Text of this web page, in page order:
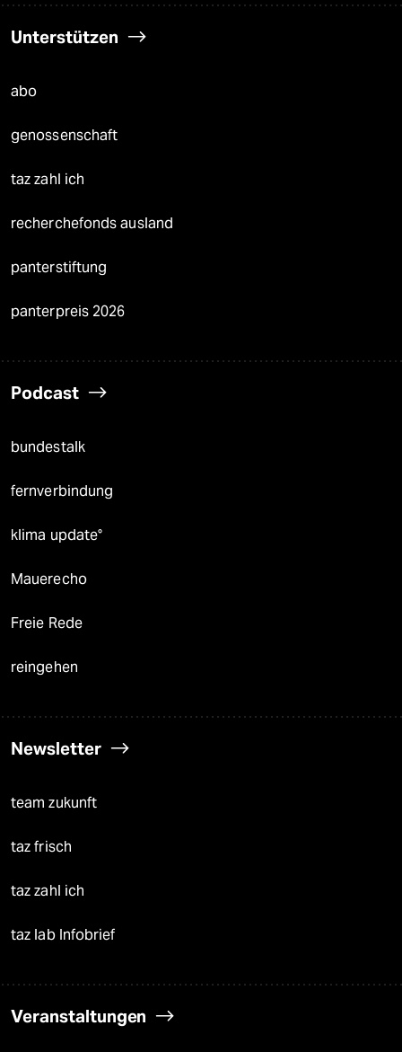
Unterstützen
abo
genossenschaft
taz zahl ich
recherchefonds ausland
panterstiftung
panterpreis 2026
Podcast
bundestalk
fernverbindung
klima update°
Mauerecho
Freie Rede
reingehen
Newsletter
team zukunft
taz frisch
taz zahl ich
taz lab Infobrief
Veranstaltungen